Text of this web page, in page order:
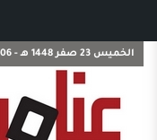
الخميس 23 صفر 1448 هـ - 06 أغسطس 2026 م